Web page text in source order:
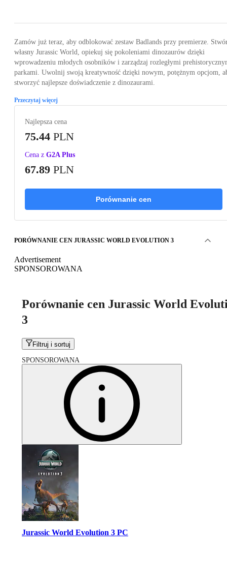
Zamów już teraz, aby odblokować zestaw Badlands przy premierze.
własny Jurassic World, opiekuj się pokoleniami dinozaurów dzięki
wprowadzeniu młodych osobników i zarządzaj rozległymi
parkami. Uwolnij swoją kreatywność dzięki nowym, potężnym opcjom,
stworzyć najlepsze doświadczenie z dinozaurami.
Przeczytaj więcej
Najlepsza cena
75.44 PLN
Cena z G2A Plus
67.89 PLN
Porównanie cen
PORÓWNANIE CEN JURASSIC WORLD EVOLUTION 3
Advertisement
SPONSOROWANA
Porównanie cen Jurassic World
3
Filtruj i sortuj
SPONSOROWANA
Jurassic World Evolution 3 PC